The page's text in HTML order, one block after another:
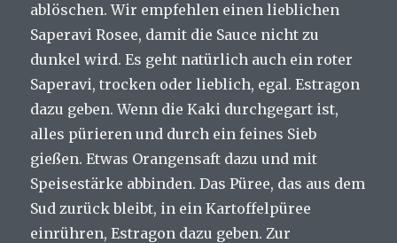
ablöschen. Wir empfehlen einen lieblichen
Saperavi Rosee, damit die Sauce nicht zu
dunkel wird. Es geht natürlich auch ein roter
Saperavi, trocken oder lieblich, egal. Estragon
dazu geben. Wenn die Kaki durchgegart ist,
alles pürieren und durch ein feines Sieb
gießen. Etwas Orangensaft dazu und mit
Speisestärke abbinden. Das Püree, das aus dem
Sud zurück bleibt, in ein Kartoffelpüree
einrühren, Estragon dazu geben. Zur